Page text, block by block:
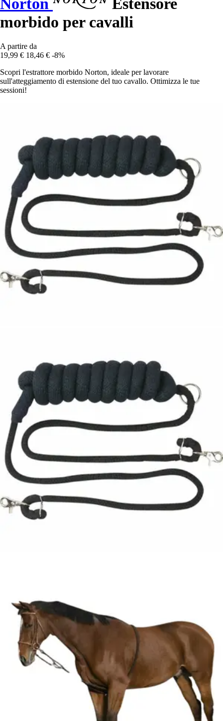
morbido per cavalli
A partire da
19,99 € 18,46 € -8%
Scopri l'estrattore morbido Norton, ideale per lavorare
sull'atteggiamento di estensione del tuo cavallo. Ottimizza le tue
sessioni!